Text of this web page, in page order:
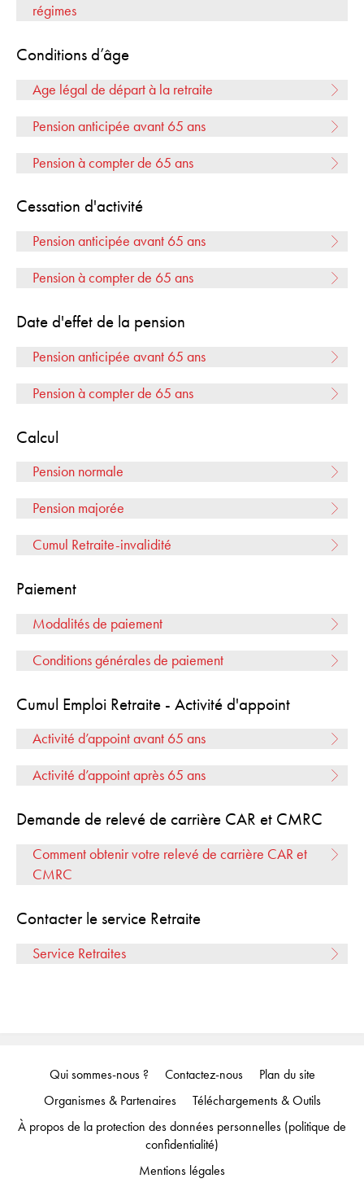
régimes
Conditions d’âge
Age légal de départ à la retraite
Pension anticipée avant 65 ans
Pension à compter de 65 ans
Cessation d'activité
Pension anticipée avant 65 ans
Pension à compter de 65 ans
Date d'effet de la pension
Pension anticipée avant 65 ans
Pension à compter de 65 ans
Calcul
Pension normale
Pension majorée
Cumul Retraite-invalidité
Paiement
Modalités de paiement
Conditions générales de paiement
Cumul Emploi Retraite - Activité d'appoint
Activité d’appoint avant 65 ans
Activité d’appoint après 65 ans
Demande de relevé de carrière CAR et CMRC
Comment obtenir votre relevé de carrière CAR et
CMRC
Contacter le service Retraite
Service Retraites
Qui sommes-nous ? Contactez-nous
Plan du site
Organismes & Partenaires
Téléchargements & Outils
À propos de la protection des données personnelles (politique de
confidentialité)
Mentions légales